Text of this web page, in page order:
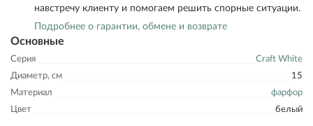
Основные
Серия
Craft White
Диаметр, см
15
Материал
фарфор
Цвет
белый
навстречу клиенту и помогаем решить спорные ситуации.
Подробнее о гарантии, обмене и возврате